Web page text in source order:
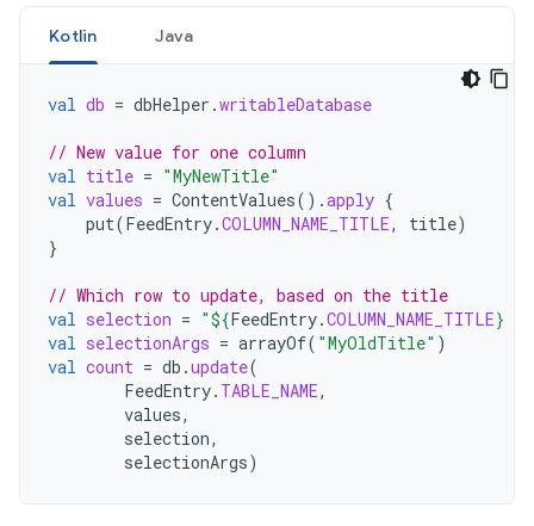
Kotlin Java
val db = dbHelper .writableDatabase
// New value for one column
val title = "MyNewTitle"
val values = ContentValues().apply {
put(FeedEntry.COLUMN_NAME_TITLE, title)
}
// Which row to update, based on the title
val selection = "${FeedEntry.COLUMN_NAME_TITLE}
val selectionArgs = arrayOf( "MyOldTitle" )
val count = db .update(
FeedEntry. TABLE_NAME,
values,
selection,
selectionArgs)